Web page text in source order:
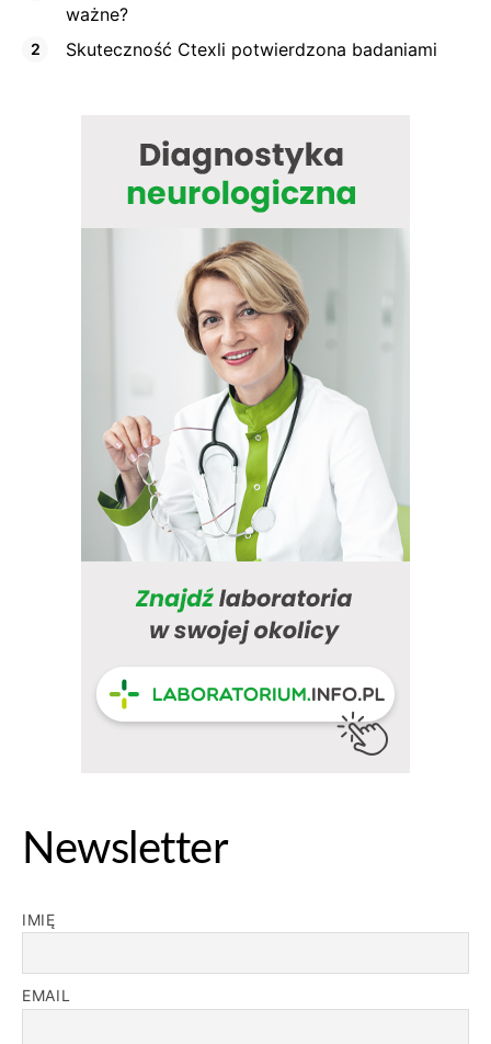
ważne?
Skuteczność Ctexli potwierdzona badaniami
Newsletter
IMIĘ
EMAIL